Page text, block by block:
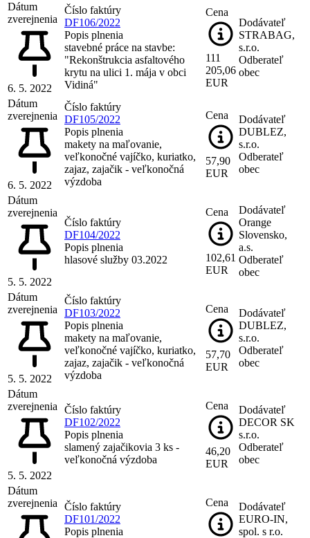
Dátum
zverejnenia
6. 5. 2022
Číslo faktúry
DF106/2022
Popis plnenia
stavebné práce na stavbe:
"Rekonštrukcia asfaltového
krytu na ulici 1. mája v obci
Vidiná"
Cena
111
205,06
EUR
Dodávateľ
STRABAG,
s.r.o.
Odberateľ
obec
Dátum
zverejnenia
6. 5. 2022
Číslo faktúry
DF105/2022
Popis plnenia
makety na maľovanie,
veľkonočné vajíčko, kuriatko,
zajaz, zajačik - veľkonočná
výzdoba
Cena
57,90
EUR
Dodávateľ
DUBLEZ,
s.r.o.
Odberateľ
obec
Dátum
zverejnenia
5. 5. 2022
Číslo faktúry
DF104/2022
Popis plnenia
hlasové služby 03.2022
Cena
102,61
EUR
Dodávateľ
Orange
Slovensko,
a.s.
Odberateľ
obec
Dátum
zverejnenia
5. 5. 2022
Číslo faktúry
DF103/2022
Popis plnenia
makety na maľovanie,
veľkonočné vajíčko, kuriatko,
zajaz, zajačik - veľkonočná
výzdoba
Cena
57,70
EUR
Dodávateľ
DUBLEZ,
s.r.o.
Odberateľ
obec
Dátum
zverejnenia
5. 5. 2022
Číslo faktúry
DF102/2022
Popis plnenia
slamený zajačikovia 3 ks -
veľkonočná výzdoba
Cena
46,20
EUR
Dodávateľ
DECOR SK
s.r.o.
Odberateľ
obec
Dátum
zverejnenia Číslo faktúry
DF101/2022
Popis plnenia
Cena
Dodávateľ
EURO-IN,
spol. s r.o.